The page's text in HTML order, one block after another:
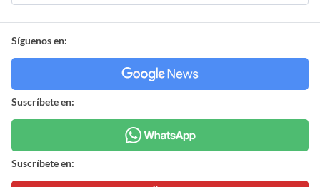
Síguenos en:
Suscríbete en:
Suscríbete en: